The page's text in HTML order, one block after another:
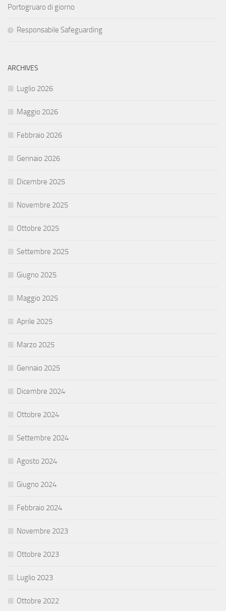
Portogruaro di giorno
Responsabile Safeguarding
ARCHIVES
Luglio 2026
Maggio 2026
Febbraio 2026
Gennaio 2026
Dicembre 2025
Novembre 2025
Ottobre 2025
Settembre 2025
Giugno 2025
Maggio 2025
Aprile 2025
Marzo 2025
Gennaio 2025
Dicembre 2024
Ottobre 2024
Settembre 2024
Agosto 2024
Giugno 2024
Febbraio 2024
Novembre 2023
Ottobre 2023
Luglio 2023
Ottobre 2022